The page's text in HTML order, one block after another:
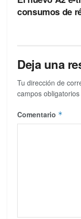
consumos de
Deja una
Tu dirección de
campos
Comentario *